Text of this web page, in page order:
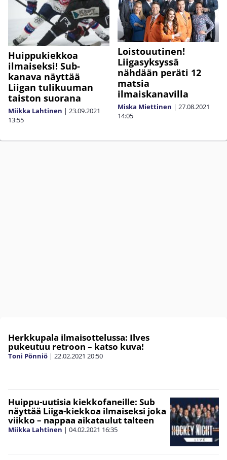
Huippukiekkoa
ilmaiseksi! Sub-
kanava näyttää
Liigan tulikuuman
taiston suorana
Miikka Lahtinen | 23.09.2021
13:55
Loistouutinen!
Liigasyksyssä
nähdään peräti 12
matsia
ilmaiskanavilla
Miska Miettinen | 27.08.2021
14:05
Herkkupala ilmaisottelussa: Ilves
pukeutuu retroon – katso kuva!
Toni Pönniö | 22.02.2021 20:50
Huippu-uutisia kiekkofaneille: Sub
näyttää Liiga-kiekkoa ilmaiseksi joka
viikko – nappaa aikataulut talteen
Miikka Lahtinen | 04.02.2021 16:35